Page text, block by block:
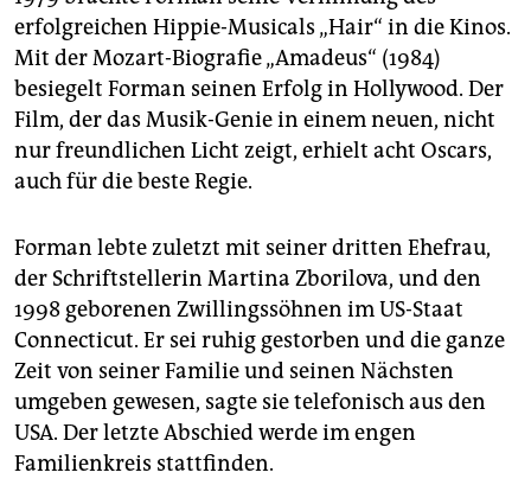
erfolgreichen Hippie-Musicals „Hair“ in die Kinos.
Mit der Mozart-Biografie „Amadeus“ (1984)
besiegelt Forman seinen Erfolg in Hollywood. Der
Film, der das Musik-Genie in einem neuen, nicht
nur freundlichen Licht zeigt, erhielt acht Oscars,
auch für die beste Regie.
Forman lebte zuletzt mit seiner dritten Ehefrau,
der Schriftstellerin Martina Zborilova, und den
1998 geborenen Zwillingssöhnen im US-Staat
Connecticut. Er sei ruhig gestorben und die ganze
Zeit von seiner Familie und seinen Nächsten
umgeben gewesen, sagte sie telefonisch aus den
USA. Der letzte Abschied werde im engen
Familienkreis stattfinden.